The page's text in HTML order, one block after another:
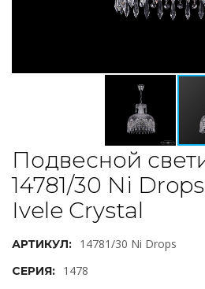
Подвесной
14781/30 Ni
Ivele Crystal
АРТИКУЛ: 14781/30 Ni Drops
СЕРИЯ: 1478